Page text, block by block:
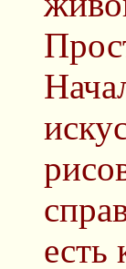
есть